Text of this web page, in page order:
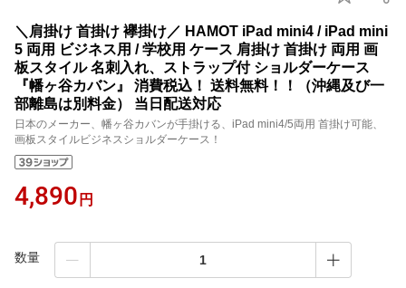
＼肩掛け 首掛け 襷掛け／ HAMOT iPad mini4 / iPad mini
5 両用 ビジネス用 / 学校用 ケース 肩掛け 首掛け 両用 画
板スタイル 名刺入れ、ストラップ付 ショルダーケース
『幡ヶ谷カバン』 消費税込！ 送料無料！！（沖縄及び一
部離島は別料金） 当日配送対応
日本のメーカー、幡ヶ谷カバンが手掛ける、iPad mini4/5両用 首掛け可能、
画板スタイルビジネスショルダーケース！
4,890 円
数量